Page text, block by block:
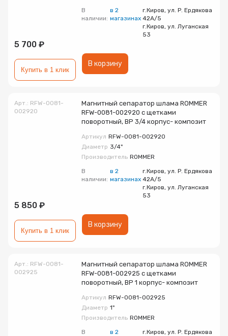
В
наличии:
в 2
магазинах
г.Киров, ул. Р. Ердякова
42А/5
г.Киров, ул. Луганская
53
5 700 ₽
В корзину
Купить в 1 клик
Арт.: RFW-0081-
002920
Магнитный сепаратор шлама ROMMER
RFW-0081-002920 с щетками
поворотный, ВР 3/4 корпус- композит
Артикул RFW-0081-002920
Диаметр 3/4"
Производитель ROMMER
В
наличии:
в 2
магазинах
г.Киров, ул. Р. Ердякова
42А/5
г.Киров, ул. Луганская
53
5 850 ₽
В корзину
Купить в 1 клик
Арт.: RFW-0081-
002925
Магнитный сепаратор шлама ROMMER
RFW-0081-002925 с щетками
поворотный, ВР 1 корпус- композит
Артикул RFW-0081-002925
Диаметр 1"
Производитель ROMMER
В
в 2
г.Киров, ул. Р. Ердякова